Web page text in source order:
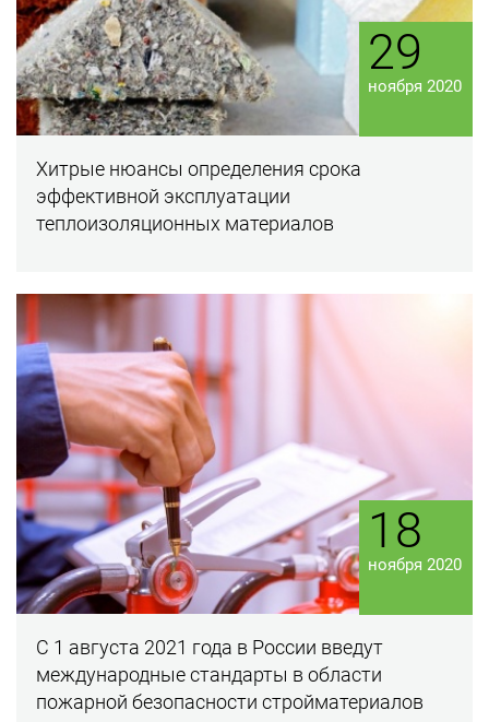
Хитрые нюансы определения срока
эффективной эксплуатации
теплоизоляционных материалов
29
ноября 2020
С 1 августа 2021 года в России введут
международные стандарты в области
пожарной безопасности стройматериалов
18
ноября 2020